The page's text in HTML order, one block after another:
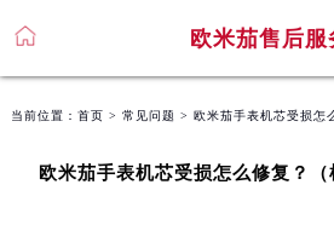
欧米茄售后服
当前位置： 首页 > 常见问题 > 欧米茄手表机芯受损怎
欧米茄手表机芯受损怎么修复？（